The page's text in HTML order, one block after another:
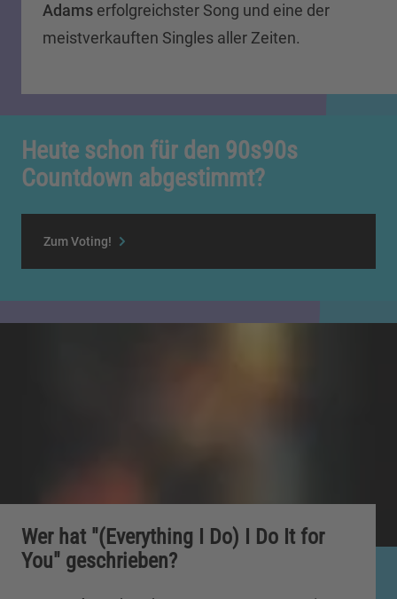
Adams erfolgreichster Song und eine der
meistverkauften Singles aller Zeiten.
Heute schon für den 90s90s
Countdown abgestimmt?
Zum Voting!
Wer hat "(Everything I Do) I Do It for
You" geschrieben?